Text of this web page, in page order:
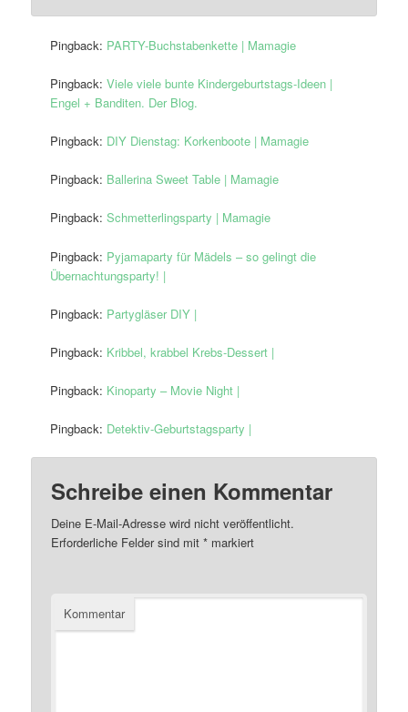
Pingback: PARTY-Buchstabenkette | Mamagie
Pingback:Viele viele bunte Kindergeburtstags-Ideen |
Engel + Banditen. Der Blog.
Pingback: DIY Dienstag: Korkenboote | Mamagie
Pingback: Ballerina Sweet Table | Mamagie
Pingback:Schmetterlingsparty | Mamagie
Pingback: Pyjamaparty für Mädels – so gelingt die
Übernachtungsparty! |
Pingback: Partygläser DIY |
Pingback: Kribbel, krabbel Krebs-Dessert |
Pingback: Kinoparty – Movie Night |
Pingback: Detektiv-Geburtstagsparty |
Schreibe einen Kommentar
Deine E-Mail-Adresse wird nicht veröffentlicht.
Erforderliche Felder sind mit* markiert
Kommentar